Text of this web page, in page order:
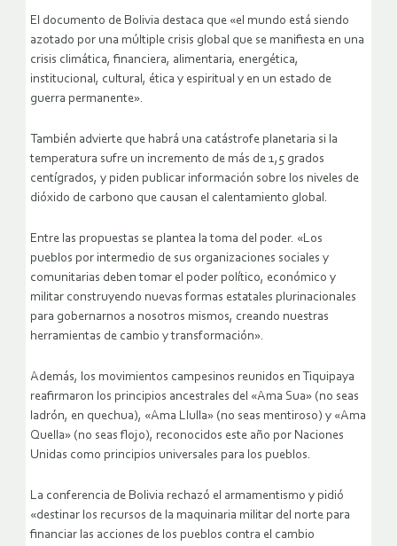
El documento de Bolivia destaca que «el mundo está siendo
azotado por una múltiple crisis global que se manifiesta en una
crisis climática, financiera, alimentaria, energética,
institucional, cultural, ética y espiritual y en un estado de
guerra permanente».
También advierte que habrá una catástrofe planetaria si la
temperatura sufre un incremento de más de 1,5 grados
centígrados, y piden publicar información sobre los niveles de
dióxido de carbono que causan el calentamiento global.
Entre las propuestas se plantea la toma del poder. «Los
pueblos por intermedio de sus organizaciones sociales y
comunitarias deben tomar el poder político, económico y
militar construyendo nuevas formas estatales plurinacionales
para gobernarnos a nosotros mismos, creando nuestras
herramientas de cambio y transformación».
Además, los movimientos campesinos reunidos en Tiquipaya
reafirmaron los principios ancestrales del «Ama Sua» (no seas
ladrón, en quechua), «Ama Llulla» (no seas mentiroso) y «Ama
Quella» (no seas flojo), reconocidos este año por Naciones
Unidas como principios universales para los pueblos.
La conferencia de Bolivia rechazó el armamentismo y pidió
«destinar los recursos de la maquinaria militar del norte para
financiar las acciones de los pueblos contra el cambio